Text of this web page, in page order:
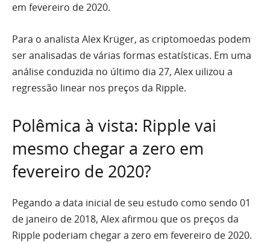
em fevereiro de 2020.
Para o analista Alex Krüger, as criptomoedas podem
ser analisadas de várias formas estatísticas. Em uma
análise conduzida no último dia 27, Alex uilizou a
regressão linear nos preços da Ripple.
Polêmica à vista: Ripple vai
mesmo chegar a zero em
fevereiro de 2020?
Pegando a data inicial de seu estudo como sendo 01
de janeiro de 2018, Alex afirmou que os preços da
Ripple poderiam chegar a zero em fevereiro de 2020.